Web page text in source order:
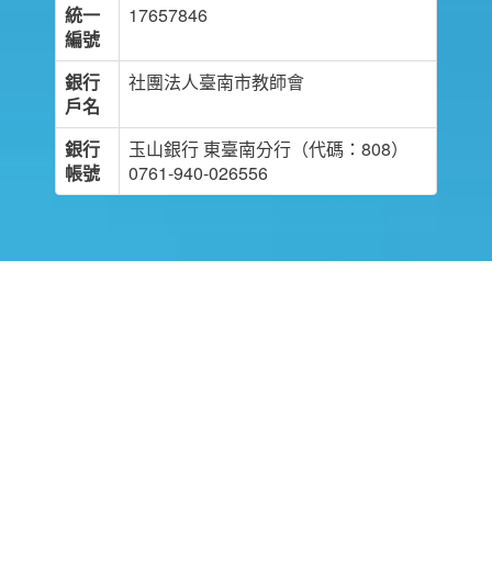
統一
編號
17657846
銀行
戶名
社團法人臺南市教師會
銀行
帳號
玉山銀行 東臺南分行（代碼：808）
0761-940-026556